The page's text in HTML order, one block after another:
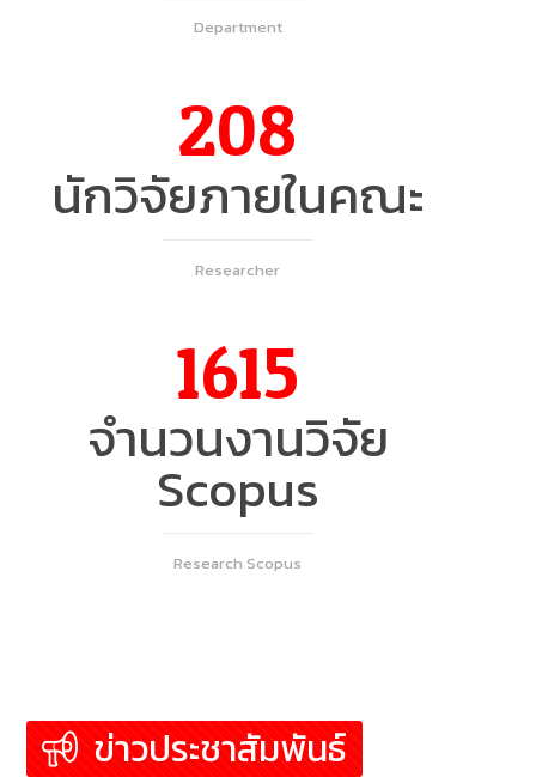
Department
208
นักวิจัยภายในคณะ
Researcher
1615
จำนวนงานวิจัย
Scopus
Research Scopus
ข่าวประชาสัมพันธ์